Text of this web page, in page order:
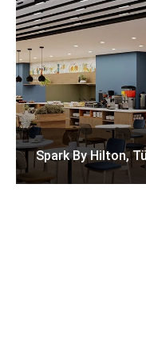
Spark By Hilton,